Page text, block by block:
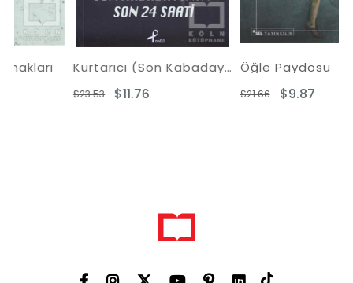
Kurtarıcı (Son Kabadayının 24 Saati)
$11.76
Öğle Paydosu
$9.87